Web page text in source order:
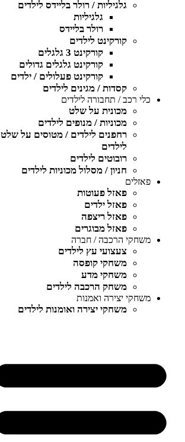
גלגיליות / רולר בליידס לילדים
גלגיליות
רולר בליידס
קורקינט לילדים
קורקינט 3 גלגלים
קורקינט גלגלים גדולים
קורקינט פעלולים / ילדים
קסדות / מגינים לילדים
כלי רכב / תחבורה לילדים
מכונית על שלט
מכוניות / מנופים לילדים
רחפנים לילדים / מטוסים על שלט
לילדים
רובוטים לילדים
חניון / מסלול מכוניות לילדים
פאזלים
פאזל פעוטות
פאזל ילדים
פאזל ריצפה
פאזל מבוגרים
משחקי הרכבה / חברה
צעצועי עץ לילדים
משחקי קופסה
משחקי מדע
משחק הרכבה לילדים
משחקי יצירה ואמנות
משחקי יצירה ואומנות לילדים